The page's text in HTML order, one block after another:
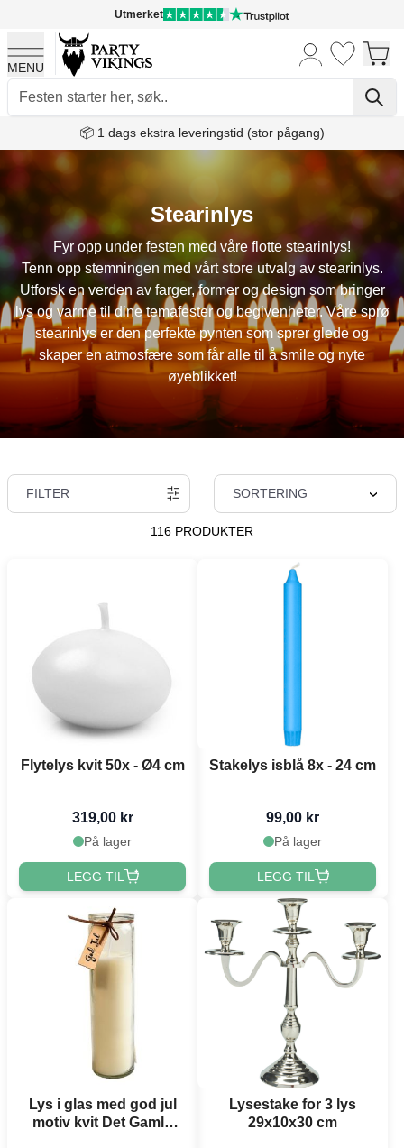
Utmerket
MENU
📦 1 dags ekstra leveringstid (stor pågang)
Skip to Content
Stearinlys
Fyr opp under festen med våre flotte stearinlys!
Tenn opp stemningen med vårt store utvalg av stearinlys.
Utforsk en verden av farger, former og design som bringer
lys og varme til dine temafester og begivenheter. Våre sprø
stearinlys er den perfekte pynten som sprer glede og
skaper en atmosfære som får alle til å smile og nyte
øyeblikket!
FILTER SORTERING
116 PRODUKTER
Flytelys kvit 50x - Ø4 cm
319,00 kr
På lager
LEGG TIL
Stakelys isblå 8x - 24 cm
99,00 kr
På lager
LEGG TIL
Lys i glas med god jul
motiv kvit Det Gamle
Lysestake for 3 lys
29x10x30 cm